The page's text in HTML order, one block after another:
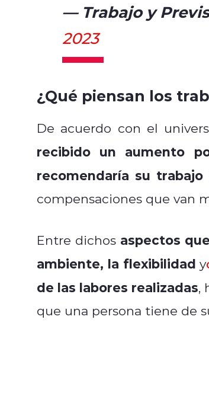
— Trabajo y
2023
¿Qué piensan los
De acuerdo con el
recibido un aumento
recomendaría su
compensaciones que van
Entre dichos aspectos
ambiente, la flexibilidady
de las labores realizadas,
que una persona tiene de